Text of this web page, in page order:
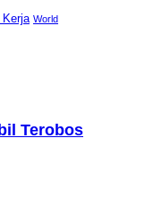
Kerja World
Terobos